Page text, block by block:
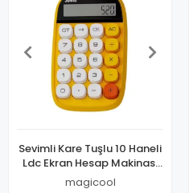
Sevimli Kare Tuşlu 10 Haneli
Ldc Ekran Hesap Makinası
Sarı
magicool